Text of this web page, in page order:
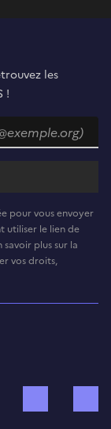
les
!
pour vous envoyer
utiliser le lien de
plus sur la
vos droits,